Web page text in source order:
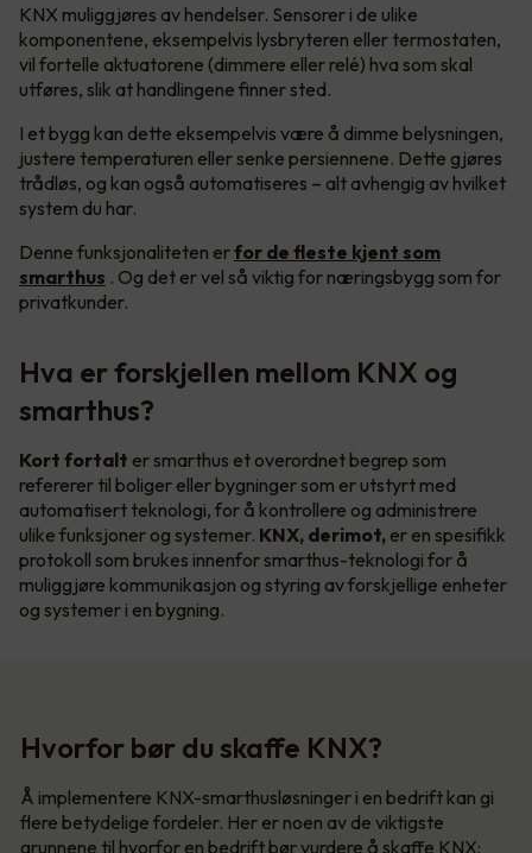
KNX muliggjøres av hendelser. Sensorer i de ulike
komponentene, eksempelvis lysbryteren eller termostaten,
vil fortelle aktuatorene (dimmere eller relé) hva som skal
utføres, slik at handlingene finner sted.
I et bygg kan dette eksempelvis være å dimme belysningen,
justere temperaturen eller senke persiennene. Dette gjøres
trådløs, og kan også automatiseres – alt avhengig av hvilket
system du har.
Denne funksjonaliteten erfor de fleste kjent som
smarthus . Og det er vel så viktig for næringsbygg som for
privatkunder.
Hva er forskjellen mellom KNX og
smarthus?
Kort fortalt er smarthus et overordnet begrep som
refererer til boliger eller bygninger som er utstyrt med
automatisert teknologi, for å kontrollere og administrere
ulike funksjoner og systemer. KNX, derimot, er en spesifikk
protokoll som brukes innenfor smarthus-teknologi for å
muliggjøre kommunikasjon og styring av forskjellige enheter
og systemer i en bygning.
Hvorfor bør du skaffe KNX?
Å implementere KNX-smarthusløsninger i en bedrift kan gi
flere betydelige fordeler. Her er noen av de viktigste
grunnene til hvorfor en bedrift bør vurdere å skaffe KNX: